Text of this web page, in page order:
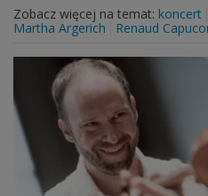
Zobacz więcej na temat: koncert
Martha Argerich
Renaud